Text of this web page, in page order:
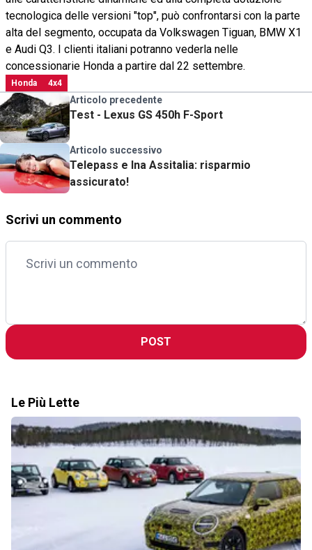
tecnologica delle versioni "top", può confrontarsi con la parte
alta del segmento, occupata da Volkswagen Tiguan, BMW X1
e Audi Q3. I clienti italiani potranno vederla nelle
concessionarie Honda a partire dal 22 settembre.
Honda 4x4
Articolo precedente
Test - Lexus GS 450h F-Sport
Articolo successivo
Telepass e Ina Assitalia: risparmio
assicurato!
Scrivi un commento
POST
Le Più Lette